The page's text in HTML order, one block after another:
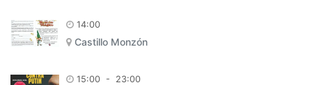
14:00
Castillo Monzón
15:00 - 23:00